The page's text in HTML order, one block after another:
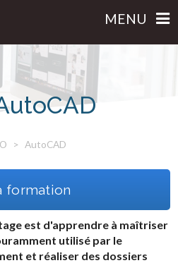
MENU
AutoCAD
formation
est d'apprendre à maîtriser
utilisé par le
et réaliser des dossiers